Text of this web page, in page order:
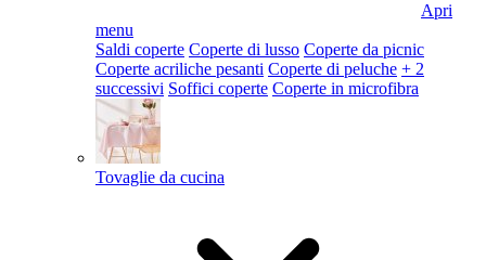
Apri
menu
Saldi coperte Coperte di lusso Coperte da picnic
Coperte acriliche pesanti Coperte di peluche + 2
successivi Soffici coperte Coperte in microfibra
Tovaglie da cucina